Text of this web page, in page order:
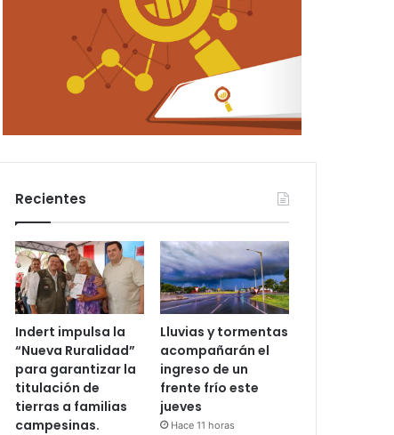
Recientes
Indert impulsa la
“Nueva Ruralidad”
para garantizar la
titulación de
tierras a familias
campesinas.
Lluvias y tormentas
acompañarán el
ingreso de un
frente frío este
jueves
Hace 11 horas